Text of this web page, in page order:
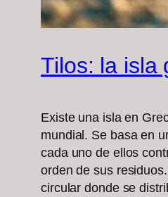
Tilos: la isla
Existe una isla en
mundial. Se basa en
cada uno de ellos
orden de sus
circular donde se